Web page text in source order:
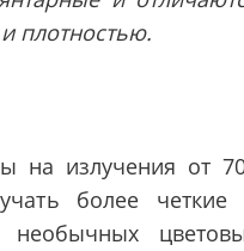
плотностью.
на излучения от
более четкие